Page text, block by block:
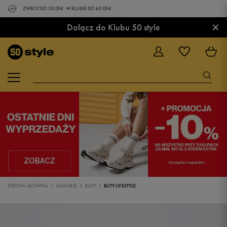
ZWROT DO 30 DNI. W KLUBIE DO 60 DNI.
Dołącz do Klubu 50 style ×
STRONA GŁÓWNA DAMSKIE BUTY BUTY LIFESTYLE